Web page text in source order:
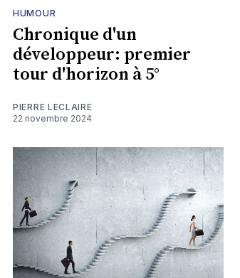
HUMOUR
Chronique d'un
développeur: premier
tour d'horizon à 5°
PIERRE LECLAIRE
22 novembre 2024